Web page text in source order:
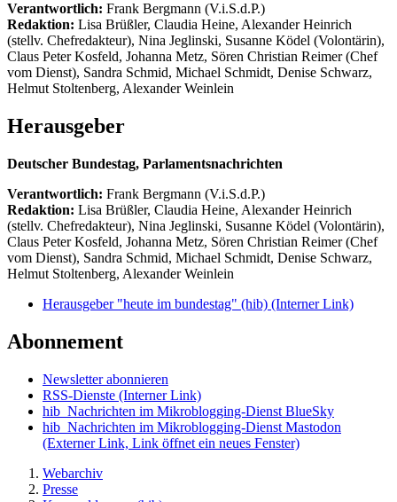
Verantwortlich: Frank Bergmann (V.i.S.d.P.)
Redaktion: Lisa Brüßler, Claudia Heine, Alexander Heinrich
(stellv. Chefredakteur), Nina Jeglinski, Susanne Ködel (Volontärin),
Claus Peter Kosfeld, Johanna Metz, Sören Christian Reimer (Chef
vom Dienst), Sandra Schmid, Michael Schmidt, Denise Schwarz,
Helmut Stoltenberg, Alexander Weinlein
Herausgeber
Deutscher Bundestag, Parlamentsnachrichten
Verantwortlich: Frank Bergmann (V.i.S.d.P.)
Redaktion: Lisa Brüßler, Claudia Heine, Alexander Heinrich
(stellv. Chefredakteur), Nina Jeglinski, Susanne Ködel (Volontärin),
Claus Peter Kosfeld, Johanna Metz, Sören Christian Reimer (Chef
vom Dienst), Sandra Schmid, Michael Schmidt, Denise Schwarz,
Helmut Stoltenberg, Alexander Weinlein
Herausgeber "heute im bundestag" (hib) (Interner Link)
Abonnement
Newsletter abonnieren
RSS-Dienste (Interner Link)
hib_Nachrichten im Mikroblogging-Dienst BlueSky
hib_Nachrichten im Mikroblogging-Dienst Mastodon
(Externer Link, Link öffnet ein neues Fenster)
Webarchiv
Presse